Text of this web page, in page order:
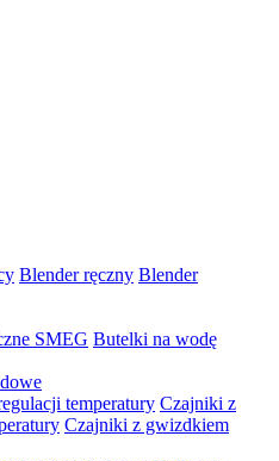
Blender ręczny Blender
SMEG Butelki na wodę
temperatury Czajniki z
Czajniki z gwizdkiem